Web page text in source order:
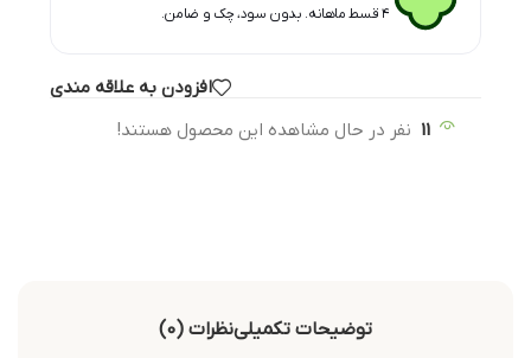
۴ قسط ماهانه. بدون سود، چک و ضامن.
افزودن به علاقه مندی
11 نفر در حال مشاهده این محصول هستند!
توضیحات تکمیلینظرات (0)